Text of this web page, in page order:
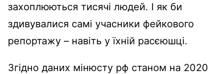
захоплюються тисячі людей. І як би
здивувалися самі учасники фейкового
репортажу – навіть у їхній расєюшці.
Згідно даних мінюсту рф станом на 2020